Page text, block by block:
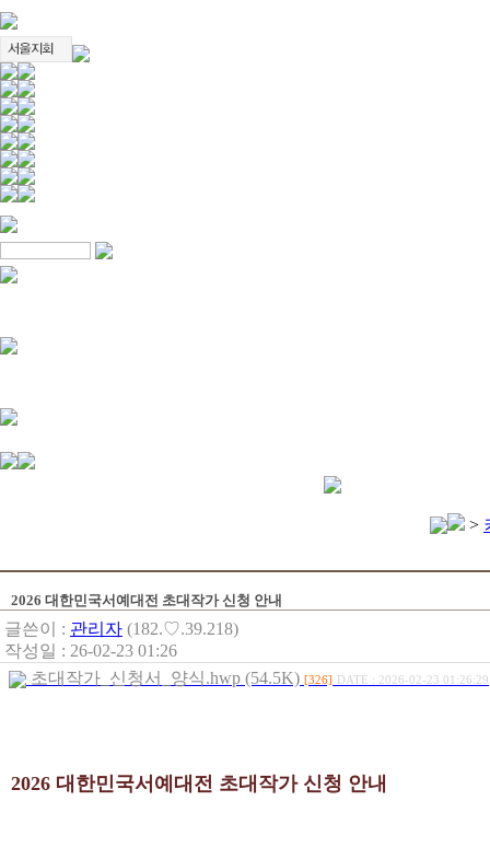
>
2026 대한민국서예대전 초대작가 신청 안내
글쓴이 : 관리자 (182.♡.39.218)
작성일 : 26-02-23 01:26
초대작가_신청서_양식.hwp (54.5K) [326] DATE : 2026-02-23 01:26:29
2026 대한민국서예대전 초대작가 신청 안내